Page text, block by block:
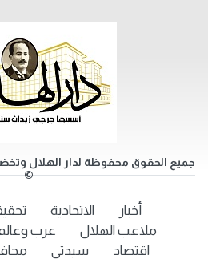
جميع الحقوق محفوظة لدار الهلال
©
أخبار الاتحادية
ملاعب الهلال
عرب
اقتصاد
سيدتي